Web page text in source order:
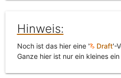
Hinweis:
Noch ist das hier eine ' Draft'-
Ganze hier ist nur ein kleines